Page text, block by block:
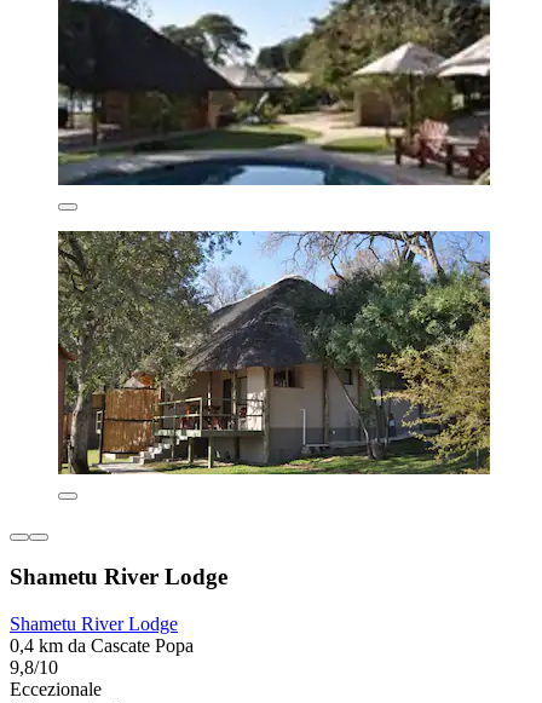
Shametu River Lodge
Shametu River Lodge
0,4 km da Cascate Popa
9,8/10
Eccezionale